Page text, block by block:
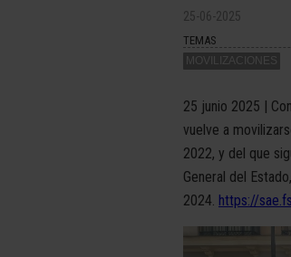
25-06-2025
TEMAS
MOVILIZACIONES
25 junio 2025 |
vuelve a
2022, y del que
General del
2024. https://